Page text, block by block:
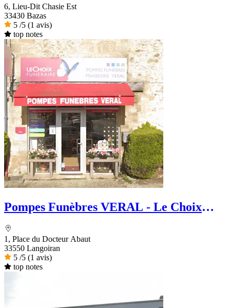
6, Lieu-Dit Chasie Est
33430 Bazas
5 /5 (1 avis)
top notes
Pompes Funèbres VERAL - Le Choix
1, Place du Docteur Abaut
33550 Langoiran
5 /5 (1 avis)
top notes